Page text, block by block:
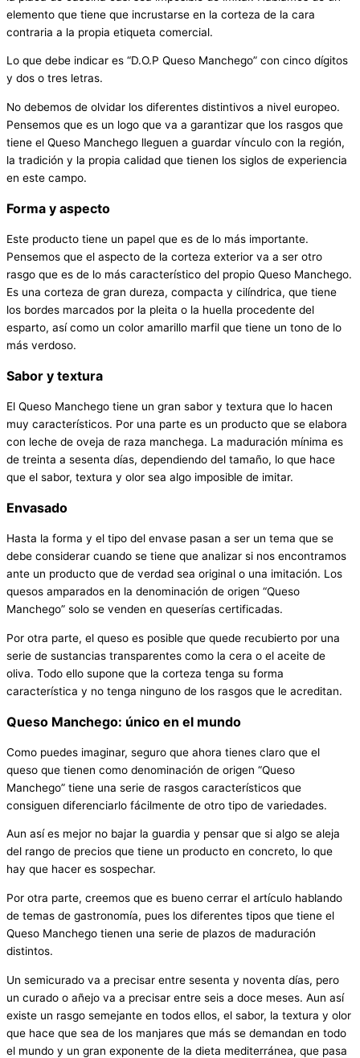
elemento que tiene que incrustarse en la corteza de la cara
contraria a la propia etiqueta comercial.
Lo que debe indicar es “D.O.P Queso Manchego” con cinco dígitos
y dos o tres letras.
No debemos de olvidar los diferentes distintivos a nivel europeo.
Pensemos que es un logo que va a garantizar que los rasgos que
tiene el Queso Manchego lleguen a guardar vínculo con la región,
la tradición y la propia calidad que tienen los siglos de experiencia
en este campo.
Forma y aspecto
Este producto tiene un papel que es de lo más importante.
Pensemos que el aspecto de la corteza exterior va a ser otro
rasgo que es de lo más característico del propio Queso Manchego.
Es una corteza de gran dureza, compacta y cilíndrica, que tiene
los bordes marcados por la pleita o la huella procedente del
esparto, así como un color amarillo marfil que tiene un tono de lo
más verdoso.
Sabor y textura
El Queso Manchego tiene un gran sabor y textura que lo hacen
muy característicos. Por una parte es un producto que se elabora
con leche de oveja de raza manchega. La maduración mínima es
de treinta a sesenta días, dependiendo del tamaño, lo que hace
que el sabor, textura y olor sea algo imposible de imitar.
Envasado
Hasta la forma y el tipo del envase pasan a ser un tema que se
debe considerar cuando se tiene que analizar si nos encontramos
ante un producto que de verdad sea original o una imitación. Los
quesos amparados en la denominación de origen “Queso
Manchego” solo se venden en queserías certificadas.
Por otra parte, el queso es posible que quede recubierto por una
serie de sustancias transparentes como la cera o el aceite de
oliva. Todo ello supone que la corteza tenga su forma
característica y no tenga ninguno de los rasgos que le acreditan.
Queso Manchego: único en el mundo
Como puedes imaginar, seguro que ahora tienes claro que el
queso que tienen como denominación de origen “Queso
Manchego” tiene una serie de rasgos característicos que
consiguen diferenciarlo fácilmente de otro tipo de variedades.
Aun así es mejor no bajar la guardia y pensar que si algo se aleja
del rango de precios que tiene un producto en concreto, lo que
hay que hacer es sospechar.
Por otra parte, creemos que es bueno cerrar el artículo hablando
de temas de gastronomía, pues los diferentes tipos que tiene el
Queso Manchego tienen una serie de plazos de maduración
distintos.
Un semicurado va a precisar entre sesenta y noventa días, pero
un curado o añejo va a precisar entre seis a doce meses. Aun así
existe un rasgo semejante en todos ellos, el sabor, la textura y olor
que hace que sea de los manjares que más se demandan en todo
el mundo y un gran exponente de la dieta mediterránea, que pasa